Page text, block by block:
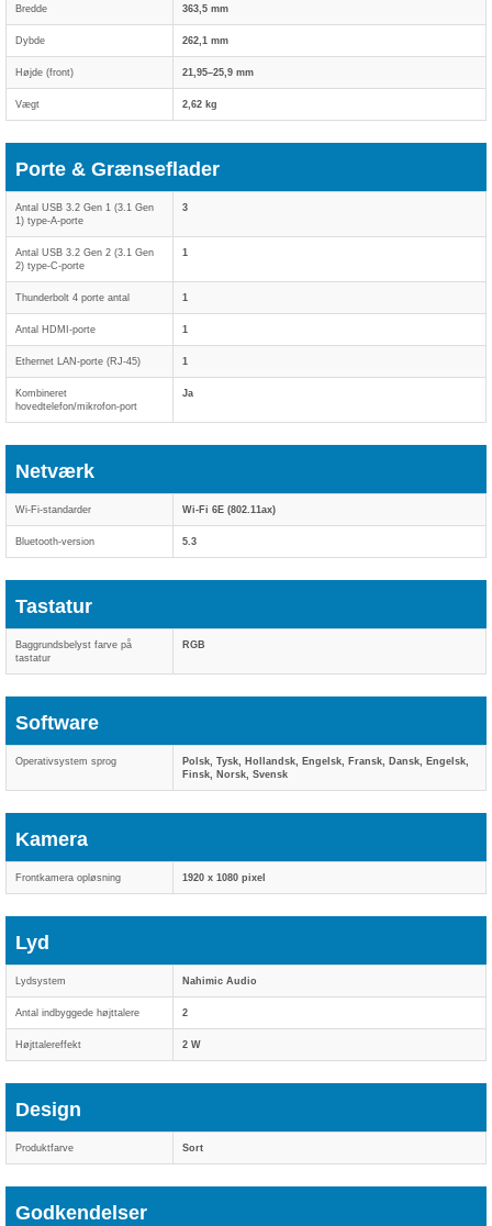
Bredde 363,5 mm
Dybde 262,1 mm
Højde (front) 21,95–25,9 mm
Vægt 2,62 kg
Porte & Grænseflader
Antal USB 3.2 Gen 1 (3.1 Gen
1) type-A-porte
3
Antal USB 3.2 Gen 2 (3.1 Gen
2) type-C-porte
1
Thunderbolt 4 porte antal 1
Antal HDMI-porte 1
Ethernet LAN-porte (RJ-45) 1
Kombineret
hovedtelefon/mikrofon-port
Ja
Netværk
Wi-Fi-standarder Wi-Fi 6E (802.11ax)
Bluetooth-version 5.3
Tastatur
Baggrundsbelyst farve på
tastatur
RGB
Software
Operativsystem sprog
Polsk, Tysk, Hollandsk, Engelsk, Fransk, Dansk, Engelsk,
Finsk, Norsk, Svensk
Kamera
Frontkamera opløsning 1920 x 1080 pixel
Lyd
Lydsystem Nahimic Audio
Antal indbyggede højttalere 2
Højttalereffekt 2 W
Design
Produktfarve Sort
Godkendelser